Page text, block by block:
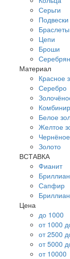
Серьги
Подвески
Браслеты
Цепи
Броши
Материал
Красное
Серебро
Белое
Желтое
Золото
ВСТАВКА
Фианит
Сапфир
Цена
до 1000
от 1000
от 2500
от 5000
от 10000